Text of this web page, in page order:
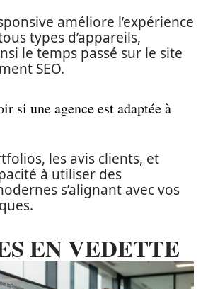
améliore l’expérience
types d’appareils,
le temps passé sur le site
SEO.
si une agence est adaptée à
les avis clients, et
à utiliser des
s’alignant avec vos
EN VEDETTE